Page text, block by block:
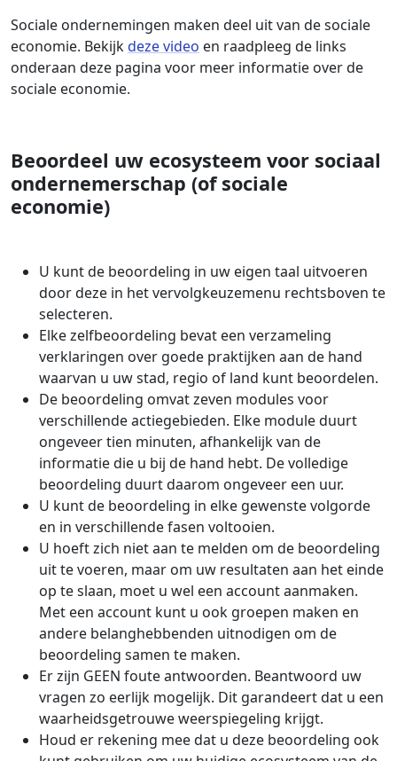
Sociale ondernemingen maken deel uit van de sociale
economie. Bekijkdeze video en raadpleeg de links
onderaan deze pagina voor meer informatie over de
sociale economie.
Beoordeel uw ecosysteem voor sociaal
ondernemerschap (of sociale
economie)
U kunt de beoordeling in uw eigen taal uitvoeren
door deze in het vervolgkeuzemenu rechtsboven te
selecteren.
Elke zelfbeoordeling bevat een verzameling
verklaringen over goede praktijken aan de hand
waarvan u uw stad, regio of land kunt beoordelen.
De beoordeling omvat zeven modules voor
verschillende actiegebieden. Elke module duurt
ongeveer tien minuten, afhankelijk van de
informatie die u bij de hand hebt. De volledige
beoordeling duurt daarom ongeveer een uur.
U kunt de beoordeling in elke gewenste volgorde
en in verschillende fasen voltooien.
U hoeft zich niet aan te melden om de beoordeling
uit te voeren, maar om uw resultaten aan het einde
op te slaan, moet u wel een account aanmaken.
Met een account kunt u ook groepen maken en
andere belanghebbenden uitnodigen om de
beoordeling samen te maken.
Er zijn GEEN foute antwoorden. Beantwoord uw
vragen zo eerlijk mogelijk. Dit garandeert dat u een
waarheidsgetrouwe weerspiegeling krijgt.
Houd er rekening mee dat u deze beoordeling ook